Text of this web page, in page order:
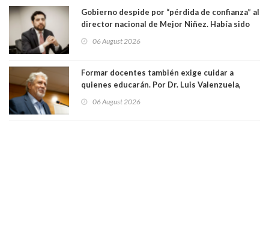
Gobierno despide por “pérdida de confianza” al
director nacional de Mejor Niñez. Había sido
06 August 2026
Formar docentes también exige cuidar a
quienes educarán. Por Dr. Luis Valenzuela,
Académicos U. Católica Silva Henríquez
06 August 2026